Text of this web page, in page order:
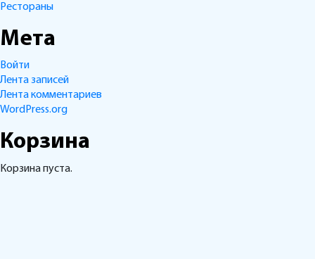
Рестораны
Мета
Войти
Лента записей
Лента комментариев
WordPress.org
Корзина
Корзина пуста.